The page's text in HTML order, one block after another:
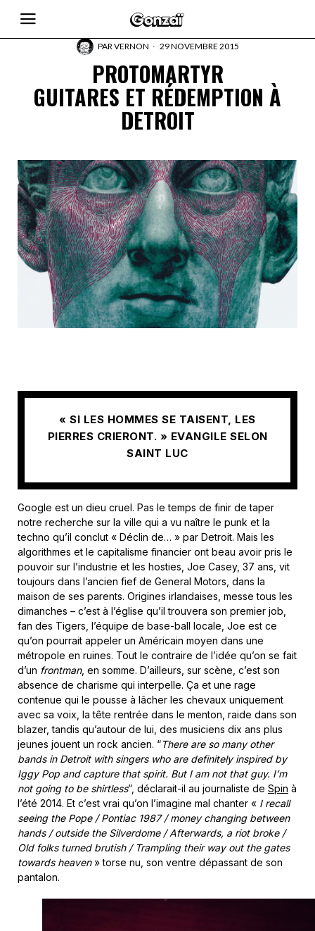
PARVERNON 29 NOVEMBRE 2015
PROTOMARTYR
GUITARES ET RÉDEMPTION À
DETROIT
« SI LES HOMMES SE TAISENT, LES
PIERRES CRIERONT. » EVANGILE SELON
SAINT LUC
Google est un dieu cruel. Pas le temps de finir de taper
notre recherche sur la ville qui a vu naître le punk et la
techno qu’il conclut « Déclin de… » par Detroit. Mais les
algorithmes et le capitalisme financier ont beau avoir pris le
pouvoir sur l’industrie et les hosties, Joe Casey, 37 ans, vit
toujours dans l’ancien fief de General Motors, dans la
maison de ses parents. Origines irlandaises, messe tous les
dimanches – c’est à l’église qu’il trouvera son premier job,
fan des Tigers, l’équipe de base-ball locale, Joe est ce
qu’on pourrait appeler un Américain moyen dans une
métropole en ruines. Tout le contraire de l’idée qu’on se fait
d’un frontman, en somme. D’ailleurs, sur scène, c’est son
absence de charisme qui interpelle. Ça et une rage
contenue qui le pousse à lâcher les chevaux uniquement
avec sa voix, la tête rentrée dans le menton, raide dans son
blazer, tandis qu’autour de lui, des musiciens dix ans plus
jeunes jouent un rock ancien. “There are so many other
bands in Detroit with singers who are definitely inspired by
Iggy Pop and capture that spirit. But I am not that guy. I’m
not going to be shirtless”, déclarait-il au journaliste de Spin à
l’été 2014. Et c’est vrai qu’on l’imagine mal chanter « I recall
seeing the Pope / Pontiac 1987 / money changing between
hands/outside the Silverdome/Afterwards, a riot broke /
Old folks turned brutish/ Trampling their way out the gates
towards heaven» torse nu, son ventre dépassant de son
pantalon.